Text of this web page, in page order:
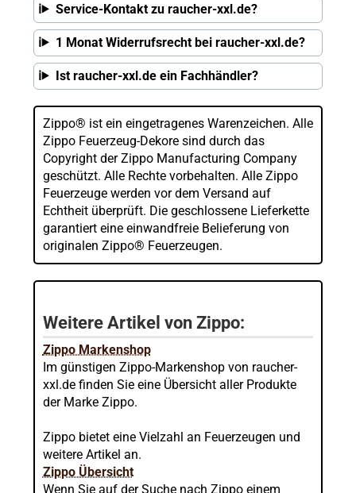
Service-Kontakt zu raucher-xxl.de?
1 Monat Widerrufsrecht bei raucher-xxl.de?
Ist raucher-xxl.de ein Fachhändler?
Zippo® ist ein eingetragenes Warenzeichen. Alle
Zippo Feuerzeug-Dekore sind durch das
Copyright der Zippo Manufacturing Company
geschützt. Alle Rechte vorbehalten. Alle Zippo
Feuerzeuge werden vor dem Versand auf
Echtheit überprüft. Die geschlossene Lieferkette
garantiert eine einwandfreie Belieferung von
originalen Zippo® Feuerzeugen.
Weitere Artikel von Zippo:
Zippo Markenshop
Im günstigen Zippo-Markenshop von raucher-
xxl.de finden Sie eine Übersicht aller Produkte
der Marke Zippo.
Zippo bietet eine Vielzahl an Feuerzeugen und
weitere Artikel an.
Zippo Übersicht
Wenn Sie auf der Suche nach Zippo einem